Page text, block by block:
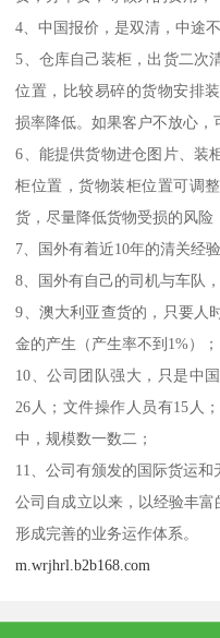
4、中国报价，是双清，中途
5、仓库自己装柜，出货二次
位置，比较易碎的货物安排
损率降低。如果客户不放心，
6、能提供货物进仓图片、装
柜位置，货物装柜位置可调
货，尽量降低货物受损的风险
7、国外有着近10年的清关经
8、国外有自己的司机与车队
9、澳大利亚查货的，只要人
金的产生（产生率不到1%）；
10、公司团队强大，只是中
26人；文件操作人员有15人
中，规模数一数二；
11、公司有颁发的国际货运和
公司自成立以来，以经验丰
形成完善的业务运作体系。
m.wrjhrl.b2b168.com